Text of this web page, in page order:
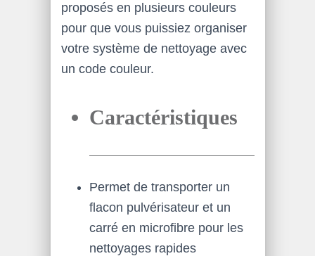
proposés en plusieurs couleurs
pour que vous puissiez organiser
votre système de nettoyage avec
un code couleur.
Caractéristiques
Permet de transporter un
flacon pulvérisateur et un
carré en microfibre pour les
nettoyages rapides